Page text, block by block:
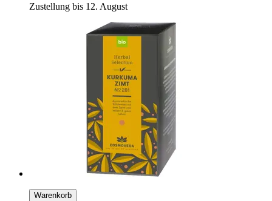
Zustellung bis 12. August
Warenkorb